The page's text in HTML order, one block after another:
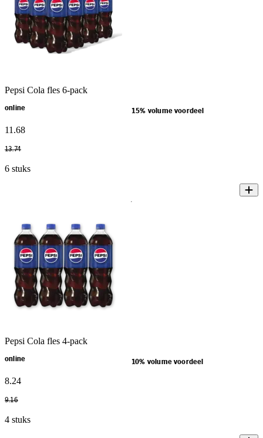
Pepsi Cola fles 6-pack
online 15% volume voordeel
11 .68
13.74
6 stuks
Pepsi Cola fles 4-pack
online 10% volume voordeel
8.24
9.16
4 stuks